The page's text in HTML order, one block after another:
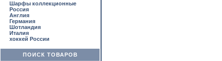
Шарфы коллекционные
Россия
Англия
Германия
Шотландия
Италия
хоккей России
ПОИСК ТОВАРОВ